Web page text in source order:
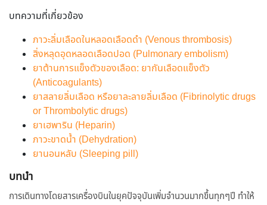
บทความที่เกี่ยวข้อง
ภาวะลิ่มเลือดในหลอดเลือดดำ (Venous thrombosis)
สิ่งหลุดอุดหลอดเลือดปอด (Pulmonary embolism)
ยาต้านการแข็งตัวของเลือด: ยากันเลือดแข็งตัว
(Anticoagulants)
ยาสลายลิ่มเลือด หรือยาละลายลิ่มเลือด (Fibrinolytic drugs
or Thrombolytic drugs)
ยาเฮพาริน (Heparin)
ภาวะขาดน้ำ (Dehydration)
ยานอนหลับ (Sleeping pill)
บทนำ
การเดินทางโดยสารเครื่องบินในยุคปัจจุบันเพิ่มจำนวนมากขึ้นทุกๆปี ทำให้